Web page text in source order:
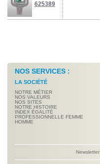
625389
NOS SERVICES :
LA SOCIÉTÉ
NOTRE MÉTIER
NOS VALEURS
NOS SITES
NOTRE HISTOIRE
INDEX ÉGALITÉ
PROFESSIONNELLE FEMME
HOMME